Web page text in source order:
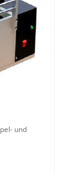
und